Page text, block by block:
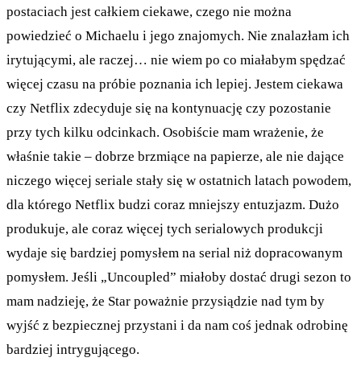
postaciach jest całkiem ciekawe, czego nie można
powiedzieć o Michaelu i jego znajomych. Nie znalazłam ich
irytującymi, ale raczej… nie wiem po co miałabym spędzać
więcej czasu na próbie poznania ich lepiej. Jestem ciekawa
czy Netflix zdecyduje się na kontynuację czy pozostanie
przy tych kilku odcinkach. Osobiście mam wrażenie, że
właśnie takie – dobrze brzmiące na papierze, ale nie dające
niczego więcej seriale stały się w ostatnich latach powodem,
dla którego Netflix budzi coraz mniejszy entuzjazm. Dużo
produkuje, ale coraz więcej tych serialowych produkcji
wydaje się bardziej pomysłem na serial niż dopracowanym
pomysłem. Jeśli „Uncoupled” miałoby dostać drugi sezon to
mam nadzieję, że Star poważnie przysiądzie nad tym by
wyjść z bezpiecznej przystani i da nam coś jednak odrobinę
bardziej intrygującego.